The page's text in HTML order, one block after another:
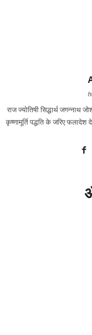
राज ज्‍योतिषी सिद्धार्थ जगन्‍नाथ
कृष्‍णामूर्ति पद्धति के जरिए